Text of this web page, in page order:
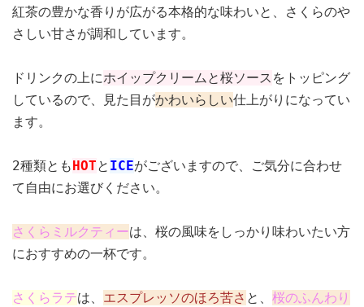
紅茶の豊かな香りが広がる本格的な味わいと、さくらのや
さしい甘さが調和しています。
ドリンクの上にホイップクリームと桜ソース をトッピング
しているので、見た目がかわいらしい仕上がりになってい
ます。
2種類とも HOTと ICEがございますので、ご気分に合わせ
て自由にお選びください。
さくらミルクティーは、桜の風味をしっかり味わいたい方
におすすめの一杯です。
さくらラテは、 エスプレッソのほろ苦さ と、 桜のふんわり